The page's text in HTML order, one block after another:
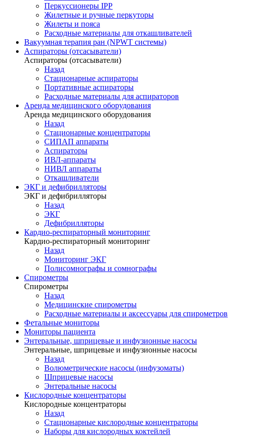
Перкуссионеры IPP
Жилетные и ручные перкуторы
Жилеты и пояса
Расходные материалы для откашливателей
Вакуумная терапия ран (NPWT системы)
Аспираторы (отсасыватели)
Аспираторы (отсасыватели)
Назад
Стационарные аспираторы
Портативные аспираторы
Расходные материалы для аспираторов
Аренда медицинского оборудования
Аренда медицинского оборудования
Назад
Стационарные концентраторы
СИПАП аппараты
Аспираторы
ИВЛ-аппараты
НИВЛ аппараты
Откашливатели
ЭКГ и дефибрилляторы
ЭКГ и дефибрилляторы
Назад
ЭКГ
Дефибрилляторы
Кардио-респираторный мониторинг
Кардио-респираторный мониторинг
Назад
Мониторинг ЭКГ
Полисомнографы и сомнографы
Спирометры
Спирометры
Назад
Медицинские спирометры
Расходные материалы и аксессуары для спирометров
Фетальные мониторы
Мониторы пациента
Энтеральные, шприцевые и инфузионные насосы
Энтеральные, шприцевые и инфузионные насосы
Назад
Волюметрические насосы (инфузоматы)
Шприцевые насосы
Энтеральные насосы
Кислородные концентраторы
Кислородные концентраторы
Назад
Стационарные кислородные концентраторы
Наборы для кислородных коктейлей